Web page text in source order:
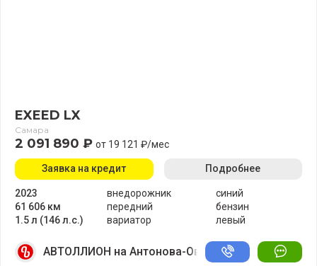
EXEED LX
Самара
2 091 890 ₽ от 19 121 ₽/мес
2023
61 606 км
1.5 л (146 л.с.)
внедорожник
передний
вариатор
синий
бензин
левый
Заявка на кредит Подробнее
АВТОЛЛИОН на Антонова-Овсеенко